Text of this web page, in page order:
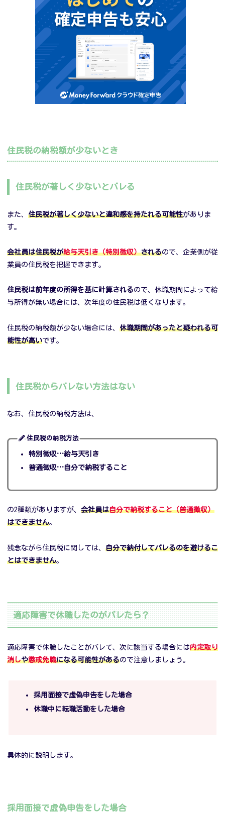
住民税の納税額が少ないとき
住民税が著しく少ないとバレる
また、 住民税が著しく少ないと違和感を持たれる可能性がありま
す。
会社員は住民税が給与天引き（特別徴収）されるので、企業側が従
業員の住民税を把握できます。
住民税は前年度の所得を基に計算されるので、休職期間によって給
与所得が無い場合には、次年度の住民税は低くなります。
住民税の納税額が少ない場合には、 休職期間があったと疑われる可
能性が高いです。
住民税からバレない方法はない
なお、住民税の納税方法は、
住民税の納税方法
特別徴収…給与天引き
普通徴収…自分で納税すること
の2種類がありますが、 会社員は自分で納税すること（普通徴収）
はできません。
残念ながら住民税に関しては、 自分で納付してバレるのを避けるこ
とはできません。
適応障害で休職したのがバレたら？
適応障害で休職したことがバレて、次に該当する場合には内定取り
消しや懲戒免職になる可能性があるので注意しましょう。
採用面接で虚偽申告をした場合
休職中に転職活動をした場合
具体的に説明します。
採用面接で虚偽申告をした場合